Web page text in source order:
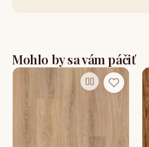
Mohlo by sa vám páčiť